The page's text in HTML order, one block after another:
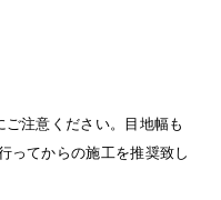
注意ください。目地幅も
ってからの施工を推奨致し